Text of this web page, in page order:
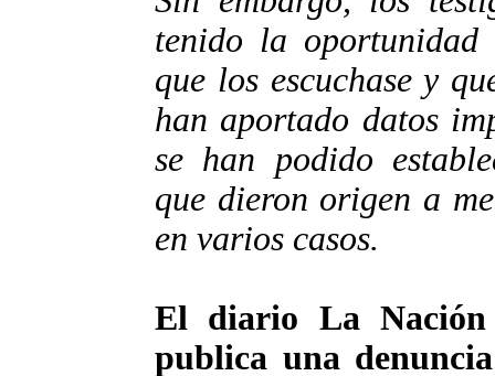
tenido la oportunidad
que los escuchase y
han aportado datos
se han podido
que dieron origen a
en varios casos.
El diario La
publica una